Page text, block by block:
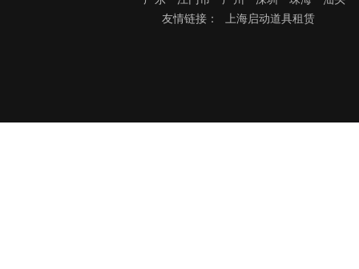
友情链接：
上海启动道具租赁